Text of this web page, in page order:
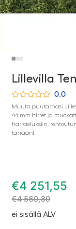
Lillevilla
0.0
Muuta puutarhasi
44 mm hirret ja
harrastuksiin,
tänään!
€4 251,55
€4 560,89
ei sisällä ALV